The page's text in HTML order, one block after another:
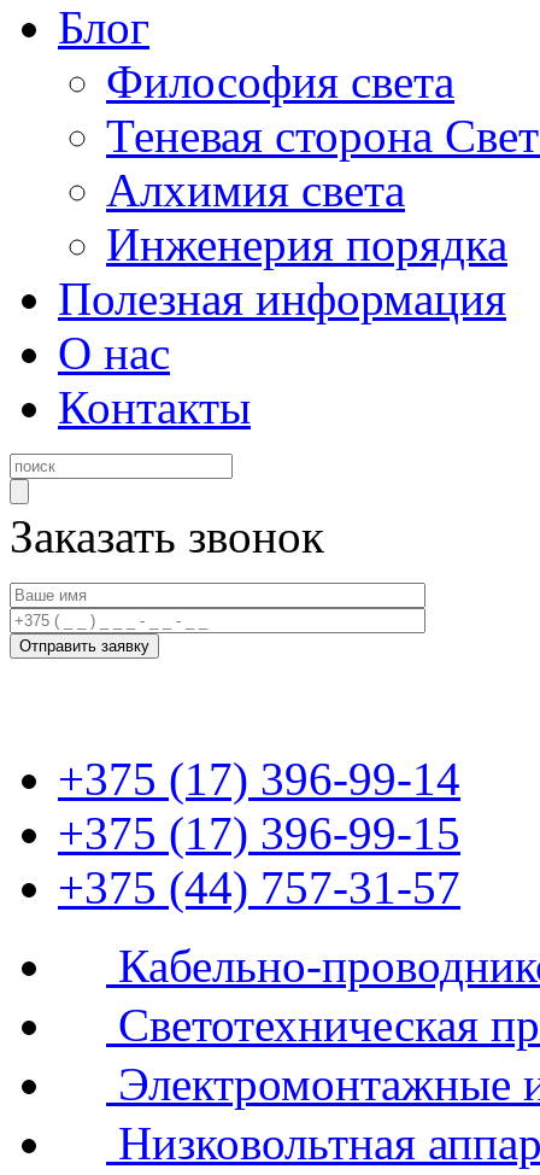
Блог
Философия света
Теневая сторона
Алхимия света
Инженерия порядка
Полезная информация
О нас
Контакты
Заказать звонок
+375 (17) 396-99-14
+375 (17) 396-99-15
+375 (44) 757-31-57
Кабельно-
Светотехническая
Электромонтажные
Низковольтная